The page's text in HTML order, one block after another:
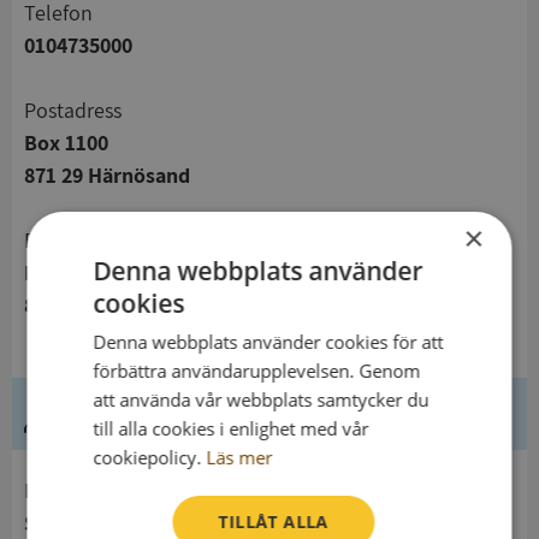
telefon
0104735000
Postadress
Box 1100
871 29 Härnösand
Nybrogatan 14 C
871 31 Härnösand
Ledning
Specialpedagogiska Skolmyndigheten
×
Denna webbplats använder
cookies
Denna webbplats använder cookies för att
förbättra användarupplevelsen. Genom
att använda vår webbplats samtycker du
till alla cookies i enlighet med vår
cookiepolicy. Läs mer
TILLÅT ALLA